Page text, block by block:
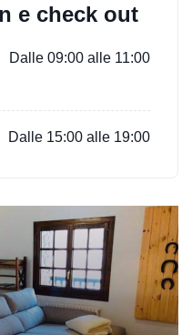
e check out
Dalle 09:00 alle 11:00
Dalle 15:00 alle 19:00